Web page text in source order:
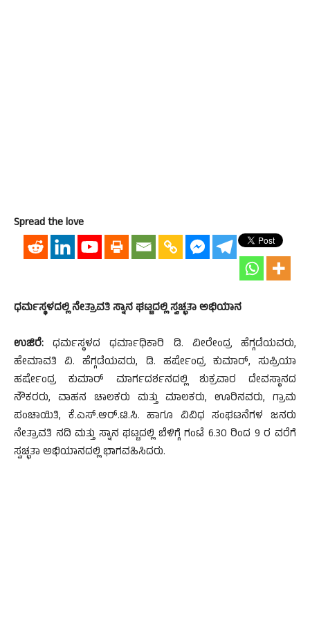
Spread the love
ಧರ್ಮಸ್ಥಳದಲ್ಲಿ ನೇತ್ರಾವತಿ ಸ್ನಾನ ಘಟ್ಟದಲ್ಲಿ ಸ್ವಚ್ಛತಾ ಅಭಿಯಾನ
ಉಜಿರೆ: ಧರ್ಮಸ್ಥಳದ ಧರ್ಮಾಧಿಕಾರಿ ಡಿ. ವೀರೇಂದ್ರ ಹೆಗ್ಗಡೆಯವರು,
ಹೇಮಾವತಿ ವಿ. ಹೆಗ್ಗಡೆಯವರು, ಡಿ. ಹರ್ಷೇಂದ್ರ ಕುಮಾರ್, ಸುಪ್ರಿಯಾ
ಹರ್ಷೇಂದ್ರ ಕುಮಾರ್ ಮಾರ್ಗದರ್ಶನದಲ್ಲಿ ಶುಕ್ರವಾರ ದೇವಸ್ಥಾನದ
ನೌಕರರು, ವಾಹನ ಚಾಲಕರು ಮತ್ತು ಮಾಲಕರು, ಊರಿನವರು, ಗ್ರಾಮ
ಪಂಚಾಯಿತಿ, ಕೆ.ಎಸ್.ಆರ್.ಟಿ.ಸಿ. ಹಾಗೂ ವಿವಿಧ ಸಂಘಟನೆಗಳ ಜನರು
ನೇತ್ರಾವತಿ ನದಿ ಮತ್ತು ಸ್ನಾನ ಘಟ್ಟದಲ್ಲಿ ಬೆಳಿಗ್ಗೆ ಗಂಟೆ 6.30 ರಿಂದ 9 ರ ವರೆಗೆ
ಸ್ವಚ್ಛತಾ ಅಭಿಯಾನದಲ್ಲಿ ಭಾಗವಹಿಸಿದರು.